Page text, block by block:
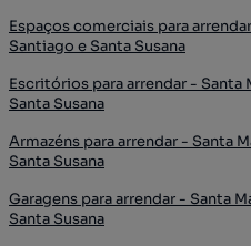
Espaços comerciais para
Santiago e Santa Susana
Escritórios para arrendar - Santa
Santa Susana
Armazéns para arrendar - Santa
Santa Susana
Garagens para arrendar - Santa
Santa Susana